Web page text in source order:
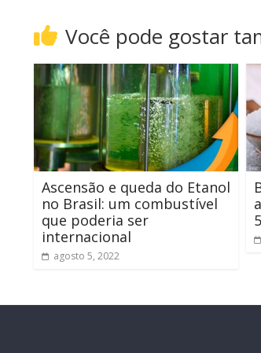
Você pode gostar
Ascensão e queda do Etanol
no Brasil: um combustível
que poderia ser
internacional
agosto 5, 2022